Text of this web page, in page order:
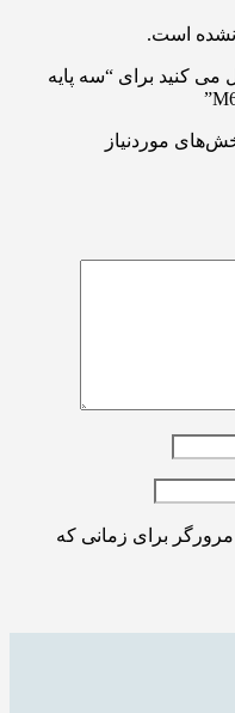
نشده است.
می کنید برای “سه پایه
موردنیاز
برای زمانی که